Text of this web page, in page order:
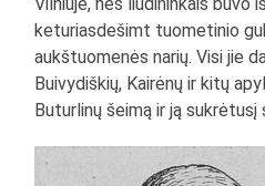
Vilniuje, nes liudininkais buvo
keturiasdešimt tuometinio
aukštuomenės narių. Visi jie
Buivydiškių, Kairėnų ir kitų
Buturlinų šeimą ir ją sukrėtusį